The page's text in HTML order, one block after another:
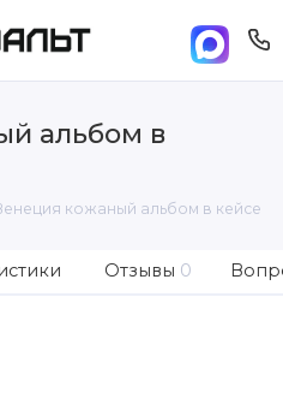
альбом в
кожаный альбом в кейсе
Отзывы 0